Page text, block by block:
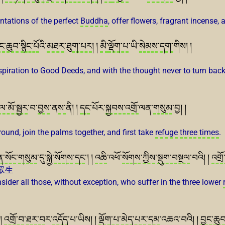
of the perfect Buddha, offer flowers, fragrant incense,
་སྙིང་པོའི་མཐར་ཐུག་པར། ། མི་ལྡོག་པ་ཡི་སེམས་དག་གིས། །
to Good Deeds, and with the thought never to turn
་བ་བྱས་ནས་ནི། །དང་པོར་སྐྱབས་འགྲོ་ལན་གསུམ་བྱ། །
join the palms together, and first take refuge three times.
་གསུམ་དུ་སྐྱེ་སོགས་དང་། །འཆི་འཕོ་སོགས་ཀྱིས་སྡུག་བསྔལ་བའི། །
生
all those, without exception, who suffer in the three lower
འགྲོ་བ་ཐར་བར་འདོད་པ་ཡིས། །ལྡོག་པ་མེད་པར་དམ་འཆའ་བའི། །